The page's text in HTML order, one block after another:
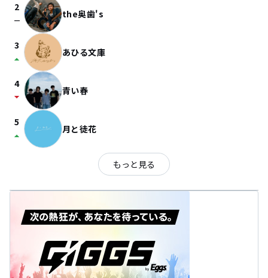
2
check_indeterminate_small the奥歯's
3
arrow_drop_up あひる文庫
4
arrow_drop_down 青い春
5
arrow_drop_up 月と徒花
もっと見る